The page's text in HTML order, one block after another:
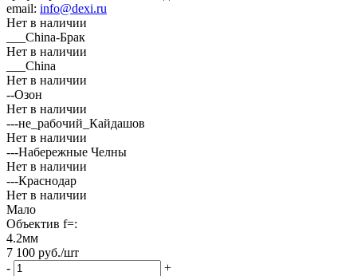
email: info@dexi.ru
Нет в наличии
___China-Брак
Нет в наличии
___China
Нет в наличии
--Озон
Нет в наличии
---не_рабочий_Кайдашов
Нет в наличии
---Набережные Челны
Нет в наличии
---Краснодар
Нет в наличии
Мало
Объектив f=:
4.2мм
7 100 руб./шт
-
+